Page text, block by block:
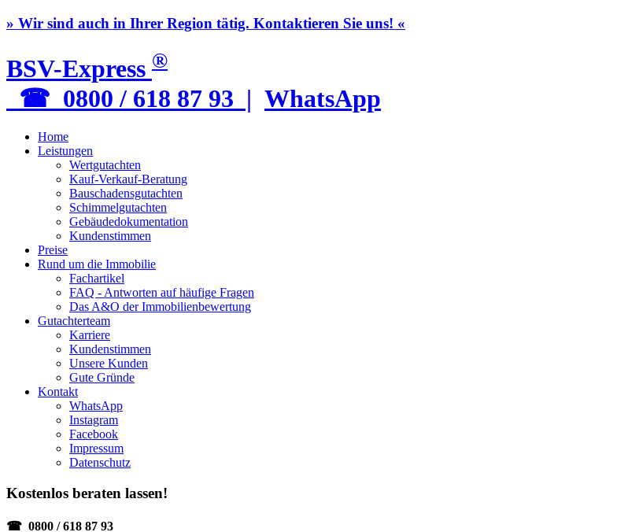
» Wir sind auch in Ihrer Region tätig. Kontaktieren Sie uns! «
BSV-Express ®
☎ 0800 / 618 87 93 | WhatsApp
Home
Leistungen
Wertgutachten
Kauf-Verkauf-Beratung
Bauschadensgutachten
Schimmelgutachten
Gebäudedokumentation
Kundenstimmen
Preise
Rund um die Immobilie
Fachartikel
FAQ - Antworten auf häufige Fragen
Das A&O der Immobilienbewertung
Gutachterteam
Karriere
Kundenstimmen
Unsere Kunden
Gute Gründe
Kontakt
WhatsApp
Instagram
Facebook
Impressum
Datenschutz
Kostenlos beraten lassen!
☎ 0800 / 618 87 93